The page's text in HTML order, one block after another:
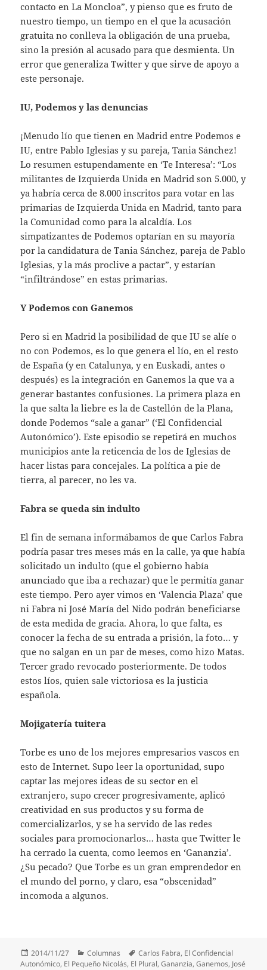
contacto en La Moncloa”, y pienso que es fruto de
nuestro tiempo, un tiempo en el que la acusación
gratuita no conlleva la obligación de una prueba,
sino la presión al acusado para que desmienta. Un
error que generaliza Twitter y que sirve de apoyo a
este personaje.
IU, Podemos y las denuncias
¡Menudo lío que tienen en Madrid entre Podemos e
IU, entre Pablo Iglesias y su pareja, Tania Sánchez!
Lo resumen estupendamente en ‘Te Interesa’: “Los
militantes de Izquierda Unida en Madrid son 5.000, y
ya habría cerca de 8.000 inscritos para votar en las
primarias de Izquierda Unida en Madrid, tanto para
la Comunidad como para la alcaldía. Los
simpatizantes de Podemos optarían en su mayoría
por la candidatura de Tania Sánchez, pareja de Pablo
Iglesias, y la más proclive a pactar”, y estarían
“infiltrándose” en estas primarias.
Y Podemos con Ganemos
Pero si en Madrid la posibilidad de que IU se alíe o
no con Podemos, es lo que genera el lío, en el resto
de España (y en Catalunya, y en Euskadi, antes o
después) es la integración en Ganemos la que va a
generar bastantes confusiones. La primera plaza en
la que salta la liebre es la de Castellón de la Plana,
donde Podemos “sale a ganar” (‘El Confidencial
Autonómico’). Este episodio se repetirá en muchos
municipios ante la reticencia de los de Iglesias de
hacer listas para concejales. La política a pie de
tierra, al parecer, no les va.
Fabra se queda sin indulto
El fin de semana informábamos de que Carlos Fabra
podría pasar tres meses más en la calle, ya que había
solicitado un indulto (que el gobierno había
anunciado que iba a rechazar) que le permitía ganar
este tiempo. Pero ayer vimos en ‘Valencia Plaza’ que
ni Fabra ni José María del Nido podrán beneficiarse
de esta medida de gracia. Ahora, lo que falta, es
conocer la fecha de su entrada a prisión, la foto… y
que no salgan en un par de meses, como hizo Matas.
Tercer grado revocado posteriormente. De todos
estos líos, quien sale victoriosa es la justicia
española.
Mojigatería tuitera
Torbe es uno de los mejores empresarios vascos en
esto de Internet. Supo leer la oportunidad, supo
captar las mejores ideas de su sector en el
extranjero, supo crecer progresivamente, aplicó
creatividad en sus productos y su forma de
comercializarlos, y se ha servido de las redes
sociales para promocionarlos… hasta que Twitter le
ha cerrado la cuenta, como leemos en ‘Gananzia’.
¿Su pecado? Que Torbe es un gran emprendedor en
el mundo del porno, y claro, esa “obscenidad”
incomoda a algunos.
Publicado
el
2014/11/27 Categorías
Columnas Etiquetas
Carlos Fabra, El Confidencial
Autonómico, El Pequeño Nicolás, El Plural,Gananzia,Ganemos, José